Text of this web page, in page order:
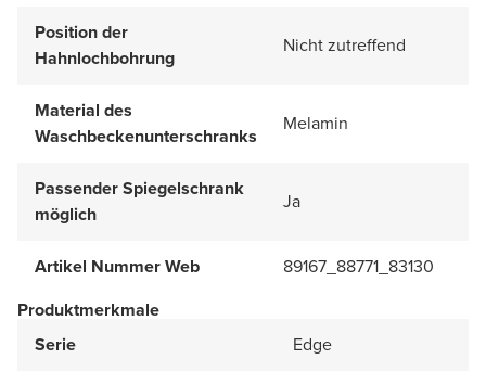
Position der
Hahnlochbohrung
Nicht zutreffend
Material des
Waschbeckenunterschranks
Melamin
Passender Spiegelschrank
möglich
Ja
Artikel Nummer Web
89167_88771_83130
Produktmerkmale
Serie
Edge